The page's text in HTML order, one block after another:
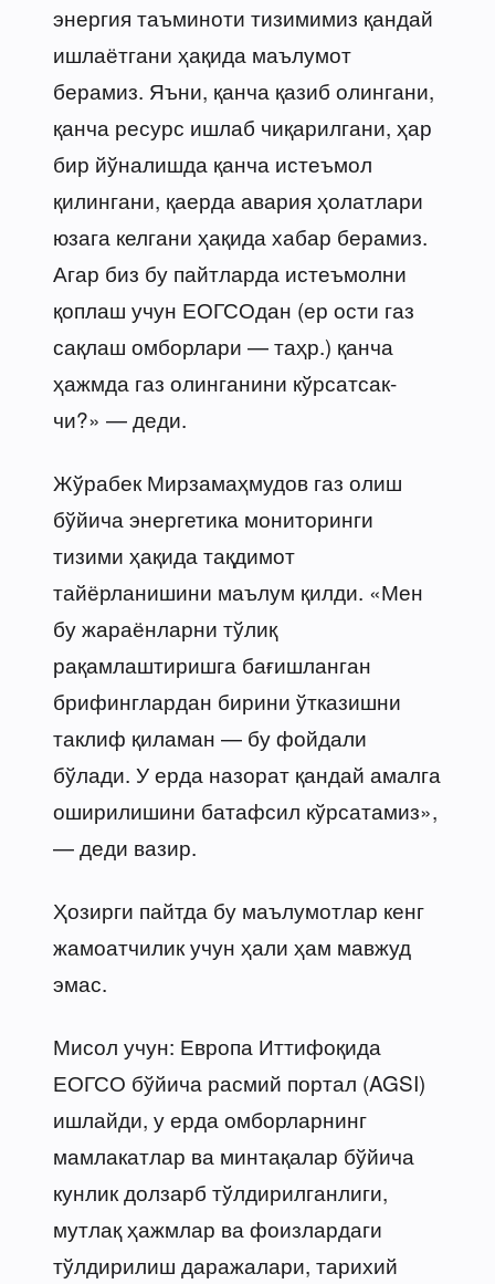
энергия таъминоти тизимимиз қандай
ишлаётгани ҳақида маълумот
берамиз. Яъни, қанча қазиб олингани,
қанча ресурс ишлаб чиқарилгани, ҳар
бир йўналишда қанча истеъмол
қилингани, қаерда авария ҳолатлари
юзага келгани ҳақида хабар берамиз.
Агар биз бу пайтларда истеъмолни
қоплаш учун ЕОГСОдан (ер ости газ
сақлаш омборлари — таҳр.) қанча
ҳажмда газ олинганини кўрсатсак-
чи?» — деди.
Жўрабек Мирзамаҳмудов газ олиш
бўйича энергетика мониторинги
тизими ҳақида тақдимот
тайёрланишини маълум қилди. «Мен
бу жараёнларни тўлиқ
рақамлаштиришга бағишланган
брифинглардан бирини ўтказишни
таклиф қиламан — бу фойдали
бўлади. У ерда назорат қандай амалга
оширилишини батафсил кўрсатамиз»,
— деди вазир.
Ҳозирги пайтда бу маълумотлар кенг
жамоатчилик учун ҳали ҳам мавжуд
эмас.
Мисол учун: Европа Иттифоқида
ЕОГСО бўйича расмий портал (AGSI)
ишлайди, у ерда омборларнинг
мамлакатлар ва минтақалар бўйича
кунлик долзарб тўлдирилганлиги,
мутлақ ҳажмлар ва фоизлардаги
тўлдирилиш даражалари, тарихий